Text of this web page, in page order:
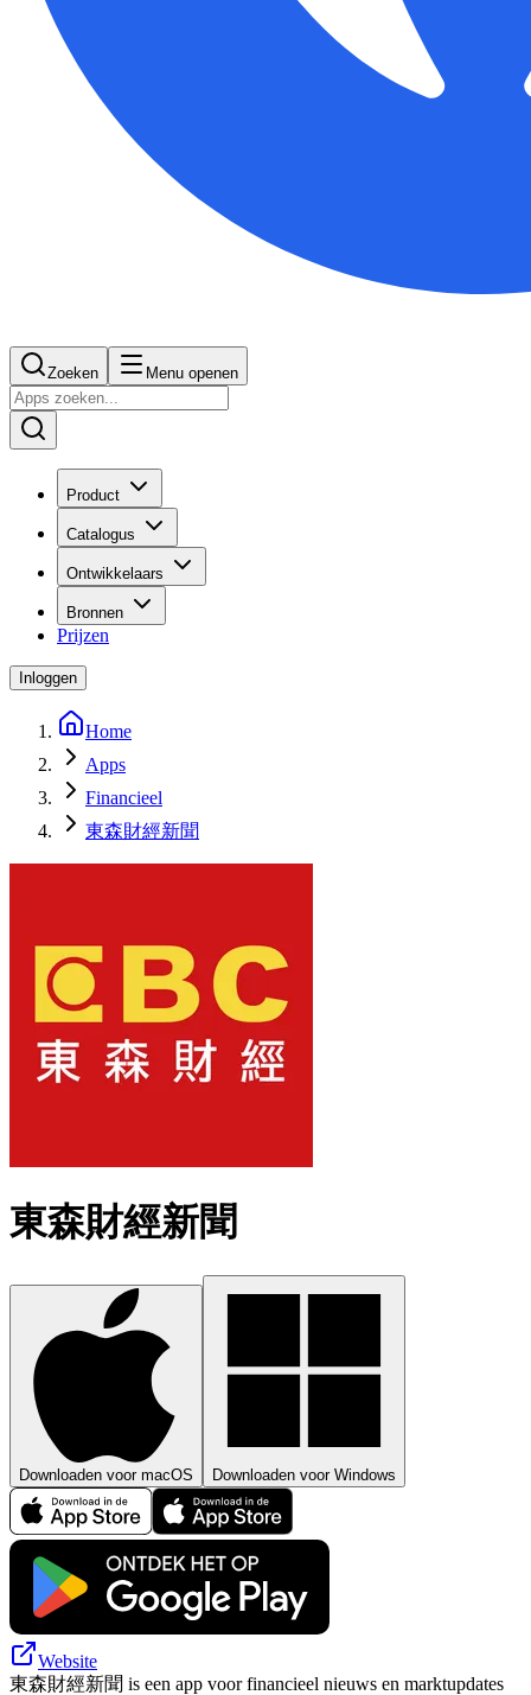
Zoeken Menu openen
Product
Catalogus
Ontwikkelaars
Bronnen
Prijzen
Inloggen
Home
Apps
Financieel
東森財經新聞
東森財經新聞
Downloaden voor macOS Downloaden voor Windows
Website
東森財經新聞 is een app voor financieel nieuws en marktupdates